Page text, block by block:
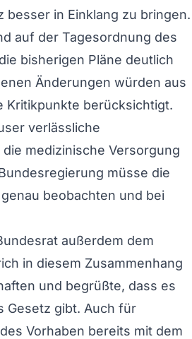
in Einklang zu bringen.
auf der Tagesordnung des
bisherigen Pläne deutlich
Änderungen würden aus
Kritikpunkte berücksichtigt.
verlässliche
medizinische Versorgung
müsse die
beobachten und bei
außerdem dem
in diesem Zusammenhang
und begrüßte, dass es
Gesetz gibt. Auch für
Vorhaben bereits mit dem